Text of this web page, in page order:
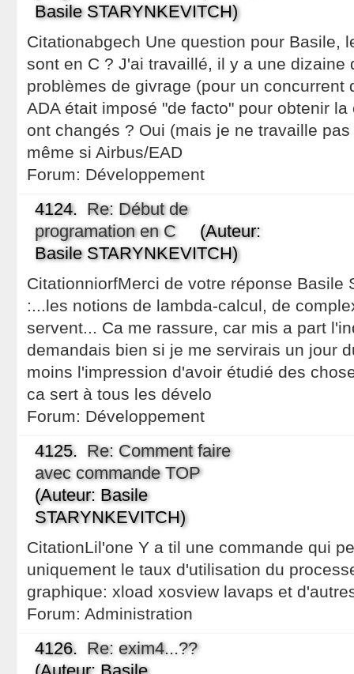
Basile STARYNKEVITCH)
Citationabgech Une question pour Basile,
sont en C ? J'ai travaillé, il y a une dizaine
problèmes de givrage (pour un concurrent
ADA était imposé "de facto" pour obtenir
ont changés ? Oui (mais je ne travaille
même si Airbus/EAD
Forum: Développement
4124. Re: Début de
programation en C (Auteur:
Basile STARYNKEVITCH)
CitationniorfMerci de votre réponse Basile
:...les notions de lambda-calcul, de
servent... Ca me rassure, car mis a part
demandais bien si je me servirais un jour
moins l'impression d'avoir étudié des
ca sert à tous les dévelo
Forum: Développement
4125. Re: Comment faire
avec commande TOP
(Auteur: Basile
STARYNKEVITCH)
CitationLil'one Y a til une commande qui
uniquement le taux d'utilisation du
graphique: xload xosview lavaps et
Forum: Administration
4126. Re: exim4...??